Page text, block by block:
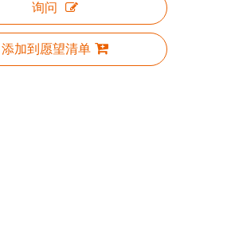
询问
添加到愿望清单